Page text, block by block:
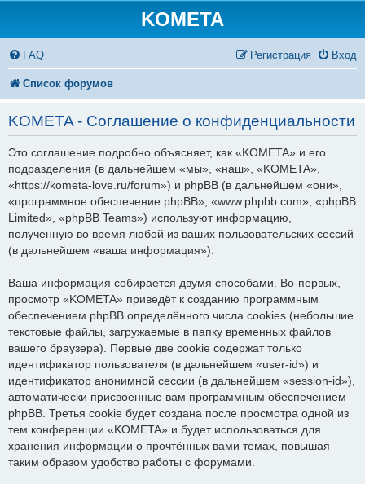
KOMETA
FAQ Вход
Регистрация
Список форумов
KOMETA - Соглашение о конфиденциальности
Это соглашение подробно объясняет, как «KOMETA» и его
подразделения (в дальнейшем «мы», «наш», «KOMETA»,
«https://kometa-love.ru/forum») и phpBB (в дальнейшем «они»,
«программное обеспечение phpBB», «www.phpbb.com», «phpBB
Limited», «phpBB Teams») используют информацию,
полученную во время любой из ваших пользовательских сессий
(в дальнейшем «ваша информация»).
Ваша информация собирается двумя способами. Во-первых,
просмотр «KOMETA» приведёт к созданию программным
обеспечением phpBB определённого числа cookies (небольшие
текстовые файлы, загружаемые в папку временных файлов
вашего браузера). Первые две cookie содержат только
идентификатор пользователя (в дальнейшем «user-id») и
идентификатор анонимной сессии (в дальнейшем «session-id»),
автоматически присвоенные вам программным обеспечением
phpBB. Третья cookie будет создана после просмотра одной из
тем конференции «KOMETA» и будет использоваться для
хранения информации о прочтённых вами темах, повышая
таким образом удобство работы с форумами.